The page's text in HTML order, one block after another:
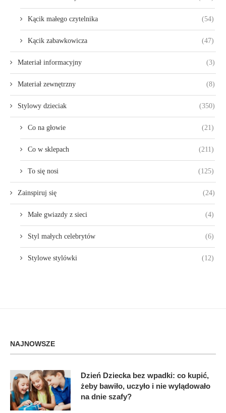
Kącik małego czytelnika (54)
Kącik zabawkowicza (47)
Materiał informacyjny (3)
Materiał zewnętrzny (8)
Stylowy dzieciak (350)
Co na głowie (21)
Co w sklepach (211)
To się nosi (125)
Zainspiruj się (24)
Małe gwiazdy z sieci (4)
Styl małych celebrytów (6)
Stylowe stylówki (12)
NAJNOWSZE
Dzień Dziecka bez wpadki: co kupić,
żeby bawiło, uczyło i nie wylądowało
na dnie szafy?